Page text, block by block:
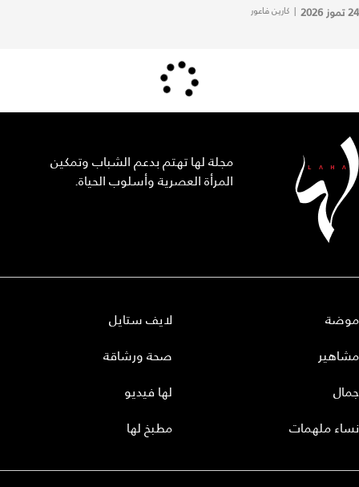
24 تموز 2026 | كارين فاعور
مجلة لها تهتم بدعم الشباب وتمكين
المرأة العصرية وأسلوب الحياة.
موضة
مشاهير
جمال
نساء ملهمات
لايف ستايل
صحة ورشاقة
لها فيديو
مطبخ لها